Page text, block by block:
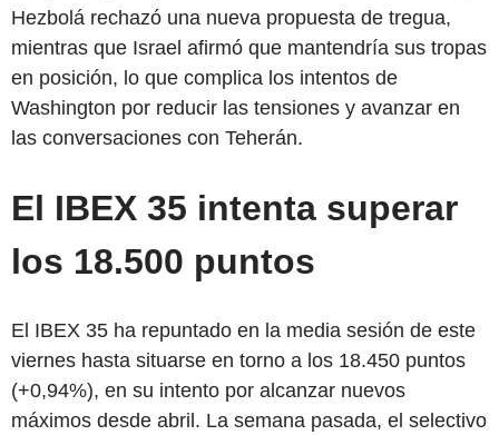
Hezbolá rechazó una nueva propuesta de tregua,
mientras que Israel afirmó que mantendría sus tropas
en posición, lo que complica los intentos de
Washington por reducir las tensiones y avanzar en
las conversaciones con Teherán.
El IBEX 35 intenta superar
los 18.500 puntos
El IBEX 35 ha repuntado en la media sesión de este
viernes hasta situarse en torno a los 18.450 puntos
(+0,94%), en su intento por alcanzar nuevos
máximos desde abril. La semana pasada, el selectivo